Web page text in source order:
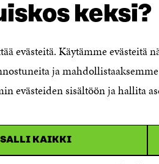
keksi?
evästeitä. Käytämme evästeitä
ja
evästeiden sisältöön ja hallita
SALLI KAIKKI